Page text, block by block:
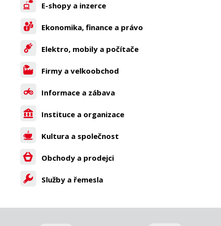
E-shopy a inzerce
Ekonomika, finance a právo
Elektro, mobily a počítače
Firmy a velkoobchod
Informace a zábava
Instituce a organizace
Kultura a společnost
Obchody a prodejci
Služby a řemesla